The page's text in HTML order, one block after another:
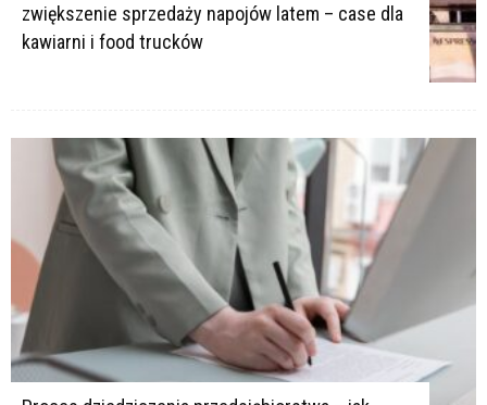
zwiększenie sprzedaży napojów latem – case dla
kawiarni i food trucków